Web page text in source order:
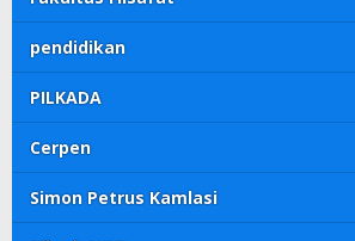
pendidikan
PILKADA
Cerpen
Simon Petrus Kamlasi